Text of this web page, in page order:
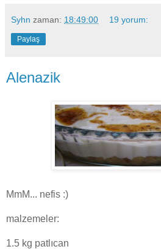
Syhn zaman: 18:49:00 19 yorum:
Paylaş
Alenazik
MmM... nefis :)
malzemeler:
1.5 kg patlıcan